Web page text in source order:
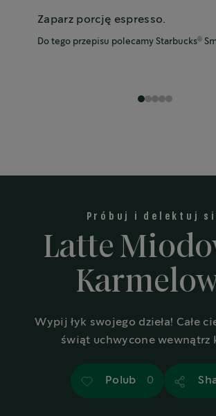
Zaparz porcję espresso.
Do tego przepisu polecamy Starbucks®
1 234
Próbuj i delektuj
Latte
Wypij łyk swojego dzieła! Całe
świąt uchwycone wewnątrz
Polub 0